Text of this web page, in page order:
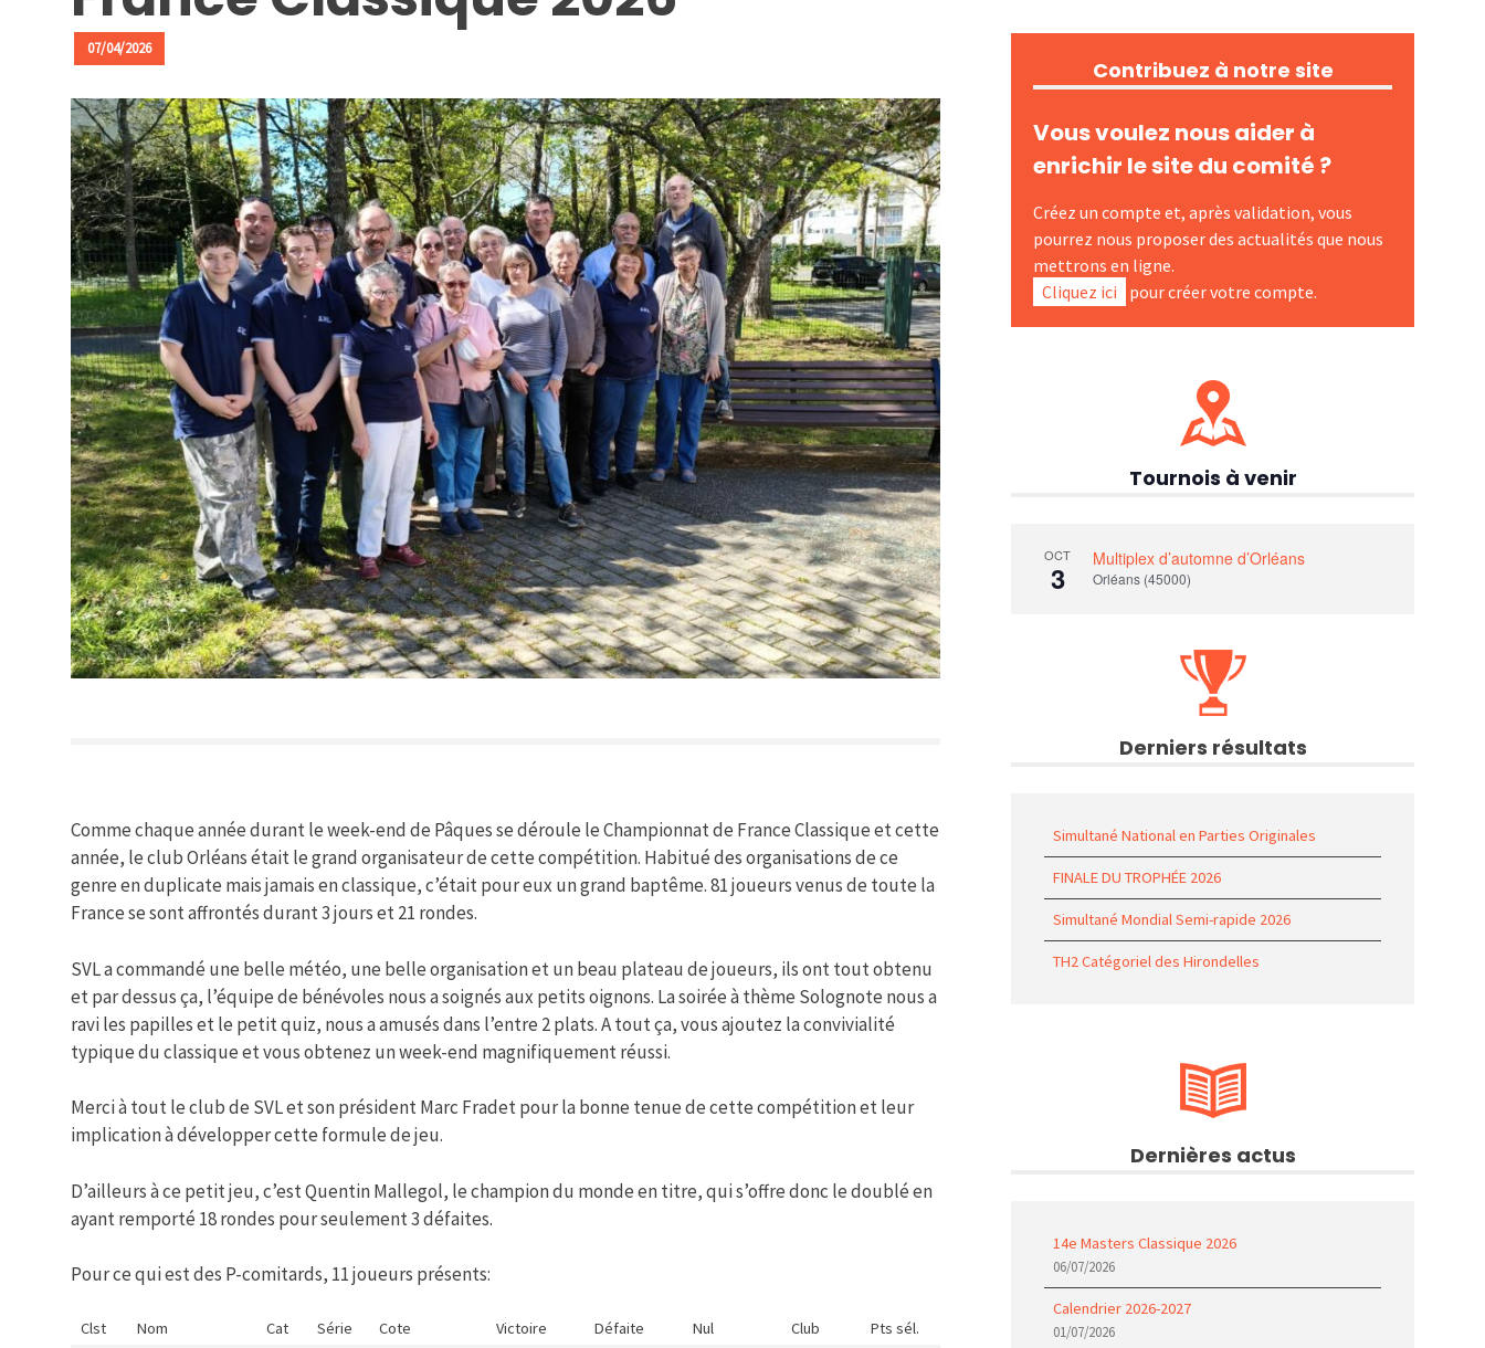
07/04/2026
ACTUALITÉS
Comme chaque année durant le week-end de Pâques se déroule le Championnat de France Classique et cette
année, le club Orléans était le grand organisateur de cette compétition. Habitué des organisations de ce
genre en duplicate mais jamais en classique, c’était pour eux un grand baptême. 81 joueurs venus de toute la
France se sont affrontés durant 3 jours et 21 rondes.
SVL a commandé une belle météo, une belle organisation et un beau plateau de joueurs, ils ont tout obtenu
et par dessus ça, l’équipe de bénévoles nous a soignés aux petits oignons. La soirée à thème Solognote nous a
ravi les papilles et le petit quiz, nous a amusés dans l’entre 2 plats. A tout ça, vous ajoutez la convivialité
typique du classique et vous obtenez un week-end magnifiquement réussi.
Merci à tout le club de SVL et son président Marc Fradet pour la bonne tenue de cette compétition et leur
implication à développer cette formule de jeu.
D’ailleurs à ce petit jeu, c’est Quentin Mallegol, le champion du monde en titre, qui s’offre donc le doublé en
ayant remporté 18 rondes pour seulement 3 défaites.
Pour ce qui est des P-comitards, 11 joueurs présents:
Clst Nom Cat Série Cote Victoire Défaite Nul Club
Pts sél.
Contribuez à notre site
Vous voulez nous aider à
enrichir le site du comité ?
Créez un compte et, après validation, vous
pourrez nous proposer des actualités que nous
mettrons en ligne.
Cliquez ici
pour créer votre compte.
Tournois à venir
OCT
3
Multiplex d’automne d’Orléans
Orléans (45000)
Derniers résultats
Simultané National en Parties Originales
FINALE DU TROPHÉE 2026
Simultané Mondial Semi-rapide 2026
TH2 Catégoriel des Hirondelles
Dernières actus
14e Masters Classique 2026
06/07/2026
Calendrier 2026-2027
01/07/2026